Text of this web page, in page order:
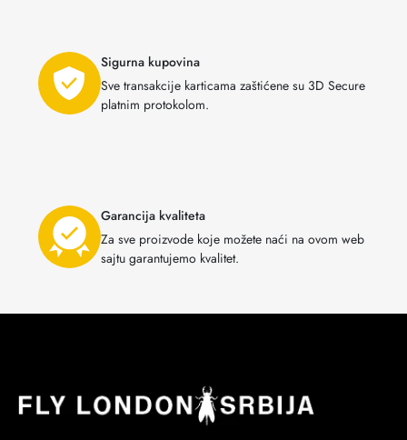
Sigurna kupovina
Sve transakcije karticama zaštićene su 3D Secure
platnim protokolom.
Garancija kvaliteta
Za sve proizvode koje možete naći na ovom web
sajtu garantujemo kvalitet.